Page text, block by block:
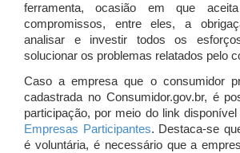
ferramenta, ocasião em que
compromissos, entre eles, a
analisar e investir todos os
solucionar os problemas relatados pelo
Caso a empresa que o consumidor
cadastrada no Consumidor.gov.br, é
participação, por meio do link
Empresas Participantes. Destaca-se
é voluntária, é necessário que a